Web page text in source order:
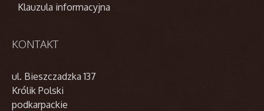
Klauzula informacyjna
KONTAKT
ul. Bieszczadzka 137
Królik Polski
podkarpackie